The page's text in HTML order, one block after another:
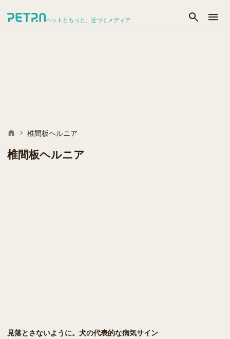
ペットともっと、近づくメディア
椎間板ヘルニア
椎間板ヘルニア
見落とさないように。犬の代表的な病気サイン